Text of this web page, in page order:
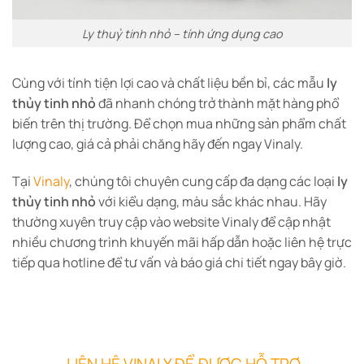
Ly thuỷ tinh nhỏ – tính ứng dụng cao
Cùng với tính tiện lợi cao và chất liệu bền bỉ, các mẫu ly
thủy tinh nhỏđã nhanh chóng trở thành mặt hàng phổ
biến trên thị trường. Để chọn mua những sản phẩm chất
lượng cao, giá cả phải chăng hãy đến ngay Vinaly.
TạiVinaly, chúng tôi chuyên cung cấp đa dạng các loại ly
thủy tinh nhỏvới kiểu dạng, màu sắc khác nhau. Hãy
thường xuyên truy cập vào website Vinaly để cập nhật
nhiều chương trình khuyến mãi hấp dẫn hoặc liên hệ trực
tiếp qua hotline để tư vấn và báo giá chi tiết ngay bây giờ.